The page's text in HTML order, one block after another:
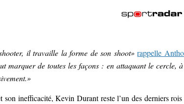
il travaille la forme de son shoot» rappelle
marquer de toutes les façons : en attaquant le cercle,
inefficacité, Kevin Durant reste l’un des derniers rois